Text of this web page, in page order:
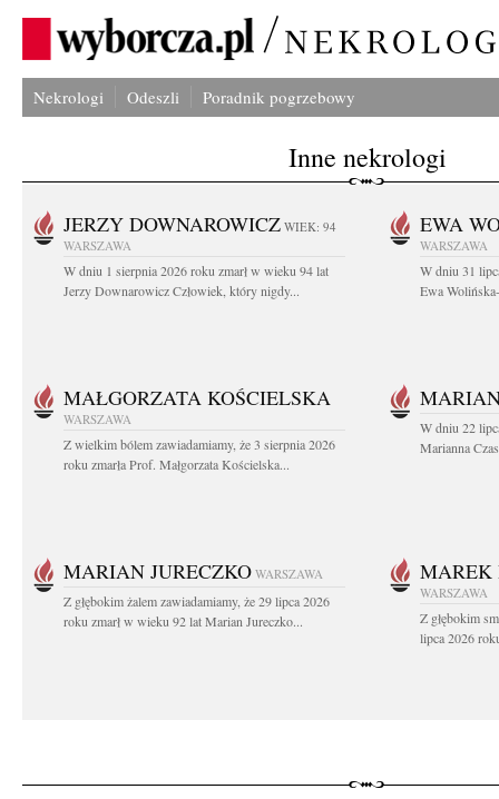
Nekrologi Odeszli Poradnik pogrzebowy
Inne nekrologi
JERZY DOWNAROWICZ WIEK: 94
WARSZAWA
W dniu 1 sierpnia 2026 roku zmarł w wieku 94 lat
Jerzy Downarowicz Człowiek, który nigdy...
EWA
WARSZAWA
W dniu 31
Ewa
MAŁGORZATA KOŚCIELSKA
WARSZAWA
Z wielkim bólem zawiadamiamy, że 3 sierpnia 2026
roku zmarła Prof. Małgorzata Kościelska...
W dniu 22
Marianna
MARIAN JURECZKO WARSZAWA
Z głębokim żalem zawiadamiamy, że 29 lipca 2026
roku zmarł w wieku 92 lat Marian Jureczko...
MAREK
WARSZAWA
Z głębokim
lipca 2026